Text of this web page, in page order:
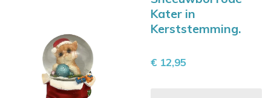
Kater in
Kerststemming.
€ 12,95